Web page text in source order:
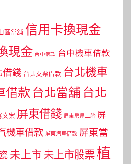
區當舖 信用卡換現金
現金 台中借款 台中機車借款
借錢 台北支票借款 台北機車
借款 台北當舖 台北
文案 屏東借錢 屏東房屋二胎 屏
機車借款 屏東汽車借款 屏東當
未上市 未上市股票植